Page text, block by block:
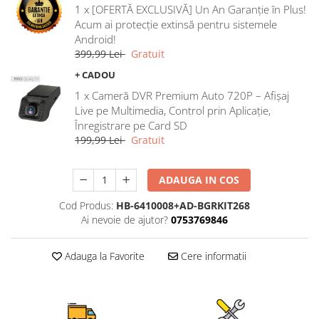
Rame adaptoare Ford
Rame adaptoare M-Benz
Rame adaptoare Opel
Rame adaptoare Skoda
Rame adaptoare Suzuki
Rame adaptoare Dacia
Rame adaptoare Audi
Rame adaptoare Renault
1 x [OFERTĂ EXCLUSIVĂ] Un An Garanție în Plus!
Acum ai protecție extinsă pentru sistemele
Android!
399,99 Lei Gratuit
+ CADOU
1 x Cameră DVR Premium Auto 720P – Afișaj
Live pe Multimedia, Control prin Aplicație,
Înregistrare pe Card SD
199,99 Lei Gratuit
ADAUGA IN COS
Cod Produs: HB-6410008+AD-BGRKIT268
Ai nevoie de ajutor? 0753769846
Adauga la Favorite Cere informatii